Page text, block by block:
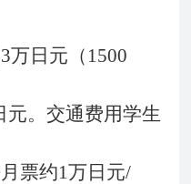
3万日元（1500
元。交通费用学生
票约1万日元/